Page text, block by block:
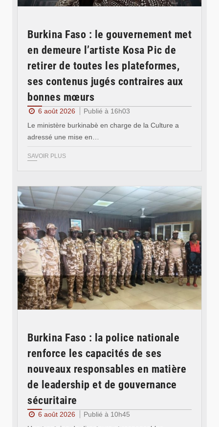
Burkina Faso : le gouvernement met
en demeure l’artiste Kosa Pic de
retirer de toutes les plateformes,
ses contenus jugés contraires aux
bonnes mœurs
6 août 2026
Publié à 16h03
Le ministère burkinabè en charge de la Culture a
adressé une mise en…
SAVOIR PLUS
Burkina Faso : la police nationale
renforce les capacités de ses
nouveaux responsables en matière
de leadership et de gouvernance
sécuritaire
6 août 2026
Publié à 10h45